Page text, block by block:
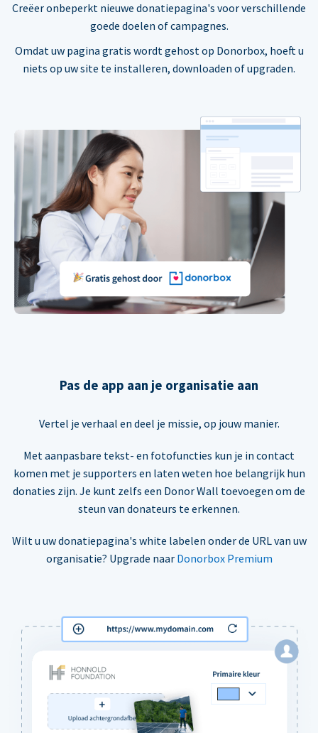
Creëer onbeperkt nieuwe donatiepagina's voor verschillende
goede doelen of campagnes.
Omdat uw pagina gratis wordt gehost op Donorbox, hoeft u
niets op uw site te installeren, downloaden of upgraden.
Pas de app aan je organisatie aan
Vertel je verhaal en deel je missie, op jouw manier.
Met aanpasbare tekst- en fotofuncties kun je in contact
komen met je supporters en laten weten hoe belangrijk hun
donaties zijn. Je kunt zelfs een Donor Wall toevoegen om de
steun van donateurs te erkennen.
Wilt u uw donatiepagina's white labelen onder de URL van uw
organisatie? Upgrade naar Donorbox Premium